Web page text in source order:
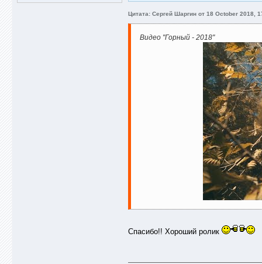
Цитата: Сергей Шаргин от 18 October 2018,
Видео "Горный - 2018"
Спасибо!! Хороший ролик